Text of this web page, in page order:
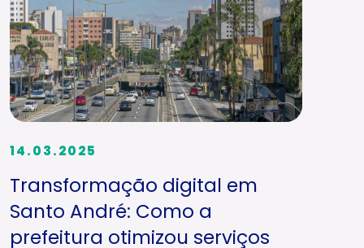
14.03.2025
Transformação digital em
Santo André: Como a
prefeitura otimizou serviços